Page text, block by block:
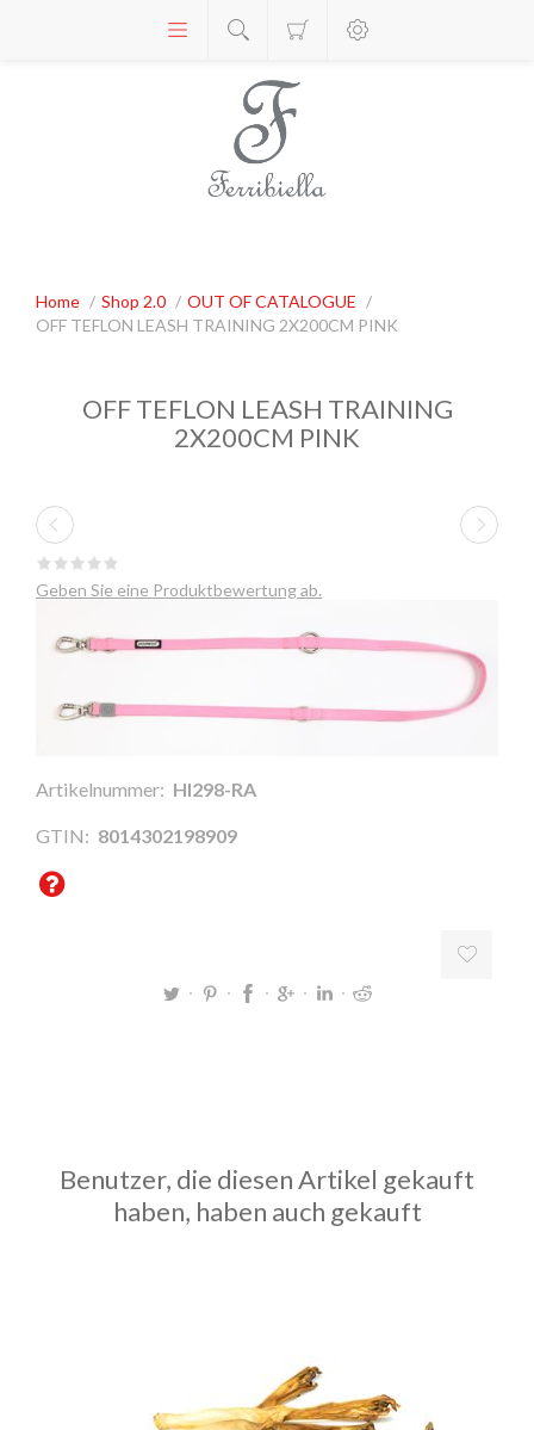
Home / Shop 2.0 / OUT OF CATALOGUE /
OFF TEFLON LEASH TRAINING 2X200CM PINK
OFF TEFLON LEASH TRAINING
2X200CM PINK
Geben Sie eine Produktbewertung ab.
Artikelnummer: HI298-RA
GTIN: 8014302198909
Benutzer, die diesen Artikel gekauft
haben, haben auch gekauft